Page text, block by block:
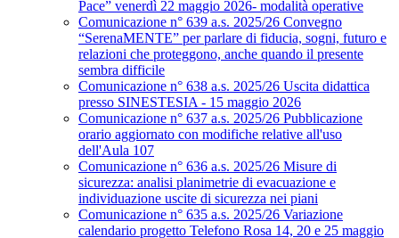
Pace” venerdì 22 maggio 2026- modalità operative
Comunicazione n° 639 a.s. 2025/26 Convegno
“SerenaMENTE” per parlare di fiducia, sogni, futuro e
relazioni che proteggono, anche quando il presente
sembra difficile
Comunicazione n° 638 a.s. 2025/26 Uscita didattica
presso SINESTESIA - 15 maggio 2026
Comunicazione n° 637 a.s. 2025/26 Pubblicazione
orario aggiornato con modifiche relative all'uso
dell'Aula 107
Comunicazione n° 636 a.s. 2025/26 Misure di
sicurezza: analisi planimetrie di evacuazione e
individuazione uscite di sicurezza nei piani
Comunicazione n° 635 a.s. 2025/26 Variazione
calendario progetto Telefono Rosa 14, 20 e 25 maggio